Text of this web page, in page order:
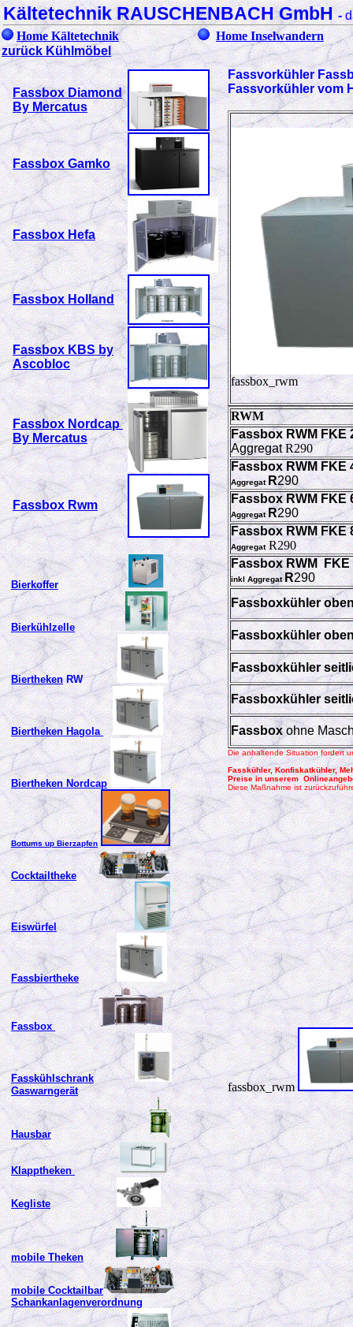
Kältetechnik RAUSCHENBACH GmbH-
Home Kältetechnik
Home Inselwandern
zurück Kühlmöbel
Fassbox Diamond
By Mercatus
Fassbox Gamko
Fassbox Hefa
Fassbox Holland
Fassbox KBS by
Ascobloc
Fassbox Nordcap
By Mercatus
Fassbox Rwm
Bierkoffer
Bierkühlzelle
BierthekenRW
BierthekenHagola
Biertheken Nordcap
Bottums up Bierzapfen
Cocktailtheke
Eiswürfel
Fassbiertheke
Fassbox
Fasskühlschrank
Gaswarngerät
Hausbar
Klapptheken
Kegliste
mobile Theken
mobile Cocktailbar
Schankanlagenverordnung
Fassvorkühler
Fassvorkühler vom
fassbox_rwm
RWM
Fassbox RWM FKE
AggregatR290
Fassbox RWM FKE
AggregatR290
Fassbox RWM FKE
AggregatR290
Fassbox RWM FKE
AggregatR290
Fassbox RWM FKE
inkl AggregatR290
Fassboxkühler
Fassboxkühler
Fassboxkühler
Fassboxkühler
Fassboxohne
Die anhaltende Situation fordert
Fasskühler, Konfiskatkühler,
Preise in unserem
Diese Maßnahme ist
fassbox_rwm